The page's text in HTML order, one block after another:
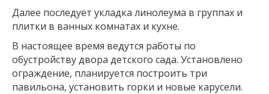
Далее последует укладка линолеума в группах и
плитки в ванных комнатах и кухне.
В настоящее время ведутся работы по
обустройству двора детского сада. Установлено
ограждение, планируется построить три
павильона, установить горки и новые карусели.